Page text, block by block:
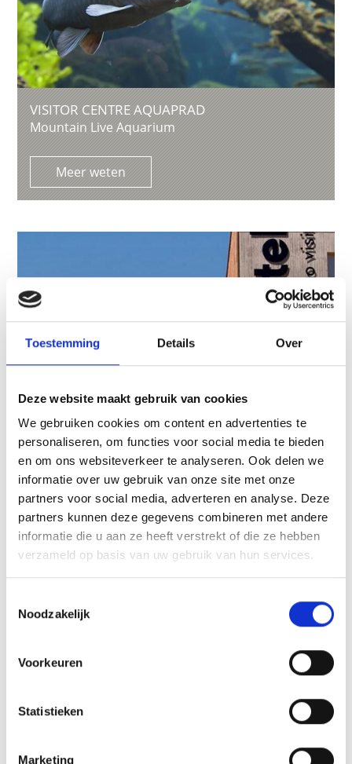
Toestemming Details Over
Deze website maakt gebruik van cookies
We gebruiken cookies om content en advertenties te
personaliseren, om functies voor social media te bieden
en om ons websiteverkeer te analyseren. Ook delen we
informatie over uw gebruik van onze site met onze
partners voor social media, adverteren en analyse. Deze
partners kunnen deze gegevens combineren met andere
informatie die u aan ze heeft verstrekt of die ze hebben
verzameld op basis van uw gebruik van hun services.
Noodzakelijk
Voorkeuren
Statistieken
Marketing
VISITOR CENTRE AQUAPRAD
Mountain Live Aquarium
Meer weten
VISITOR CENTRE CULTURAMARTELL
The visitor centre culturamartell is in the Val
Martello next to the sports and leisure centre
Trattla. The museum ...